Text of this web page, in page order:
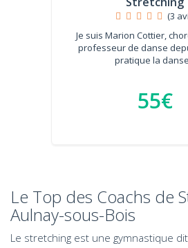
(3
Je suis Marion Cottier,
professeur de danse
pratique la
55€
Le Top des Coachs de
Aulnay-sous-Bois
Le stretching est une gymnastique